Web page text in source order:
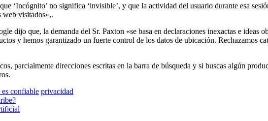
‘Incógnito’ no significa ‘invisible’, y que la actividad del usuario durante esa
web visitados»,.
dijo que, la demanda del Sr. Paxton «se basa en declaraciones inexactas e ideas
y hemos garantizado un fuerte control de los datos de ubicación. Rechazamos
parcialmente direcciones escritas en la barra de búsqueda y si buscas algún
confiable privacidad